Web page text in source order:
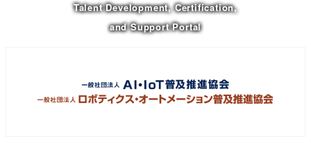
Talent Development, Certification,
and Support Portal